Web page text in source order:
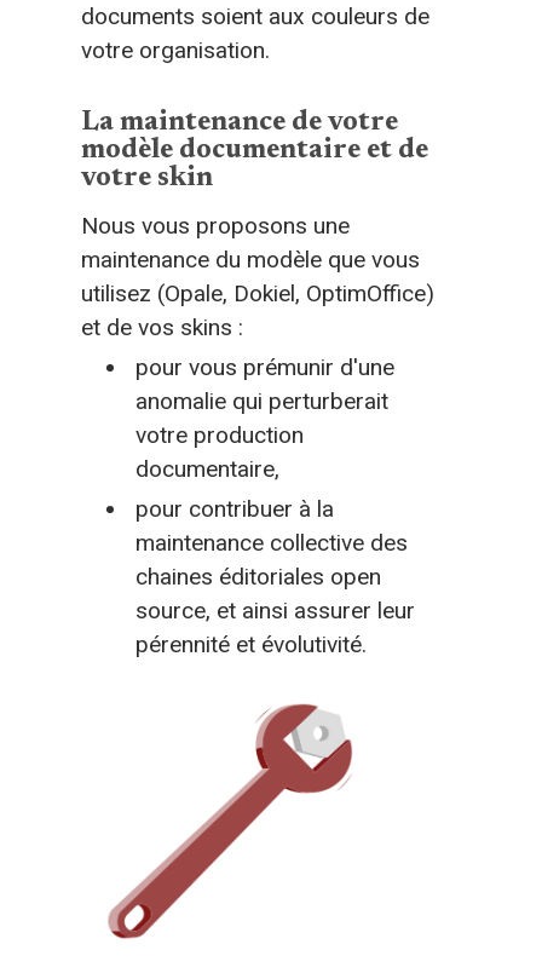
documents soient aux couleurs de
votre organisation.
La maintenance de votre
modèle documentaire et de
votre skin
Nous vous proposons une
maintenance du modèle que vous
utilisez (Opale, Dokiel, OptimOffice)
et de vos skins :
pour vous prémunir d'une
anomalie qui perturberait
votre production
documentaire,
pour contribuer à la
maintenance collective des
chaines éditoriales open
source, et ainsi assurer leur
pérennité et évolutivité.